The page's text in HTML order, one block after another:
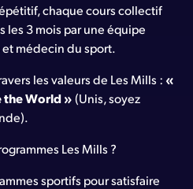
chaque cours collectif
les 3 mois par une équipe
et médecin du sport.
les valeurs de Les Mills : «
the World »(Unis, soyez
Les Mills ?
sportifs pour satisfaire